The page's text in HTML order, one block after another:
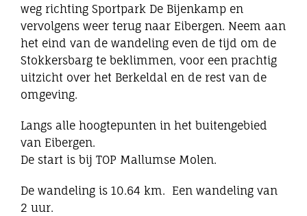
Bedrijven
weg richting Sportpark De Bijenkamp en
vervolgens weer terug naar Eibergen. Neem aan
het eind van de wandeling even de tijd om de
Stokkersbarg te beklimmen, voor een prachtig
uitzicht over het Berkeldal en de rest van de
omgeving.
Langs alle hoogtepunten in het buitengebied
van Eibergen.
De start is bij TOP Mallumse Molen.
De wandeling is 10.64 km. Een wandeling van
2 uur.